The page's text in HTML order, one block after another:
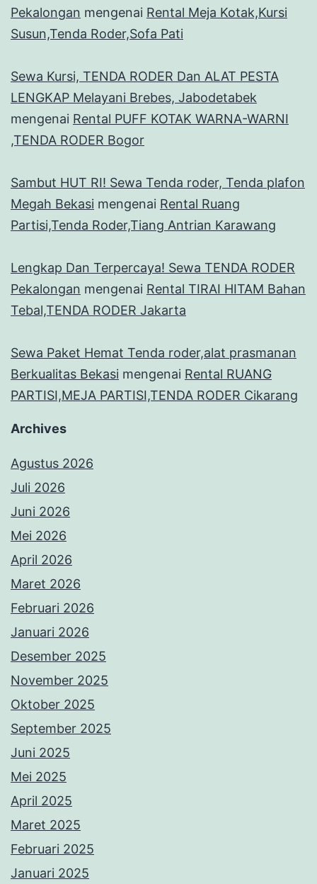
Pekalongan mengenai Rental Meja Kotak,Kursi
Susun,Tenda Roder,Sofa Pati
Sewa Kursi, TENDA RODER Dan ALAT PESTA
LENGKAP Melayani Brebes, Jabodetabek
mengenai Rental PUFF KOTAK WARNA-WARNI
,TENDA RODER Bogor
Sambut HUT RI! Sewa Tenda roder, Tenda plafon
Megah Bekasi mengenai Rental Ruang
Partisi,Tenda Roder,Tiang Antrian Karawang
Lengkap Dan Terpercaya! Sewa TENDA RODER
Pekalongan mengenai Rental TIRAI HITAM Bahan
Tebal,TENDA RODER Jakarta
Sewa Paket Hemat Tenda roder,alat prasmanan
Berkualitas Bekasi mengenai Rental RUANG
PARTISI,MEJA PARTISI,TENDA RODER Cikarang
Archives
Agustus 2026
Juli 2026
Juni 2026
Mei 2026
April 2026
Maret 2026
Februari 2026
Januari 2026
Desember 2025
November 2025
Oktober 2025
September 2025
Juni 2025
Mei 2025
April 2025
Maret 2025
Februari 2025
Januari 2025